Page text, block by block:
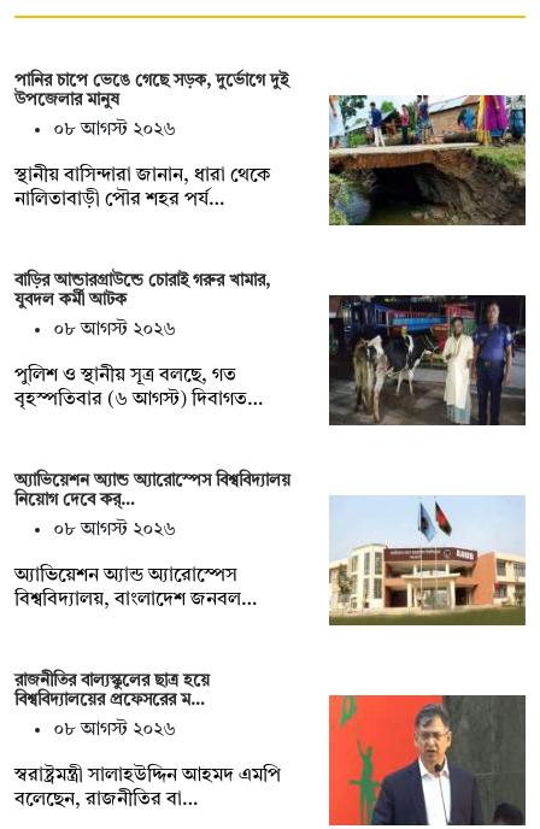
পানির চাপে ভেঙে গেছে সড়ক, দুর্ভোগে দুই
উপজেলার মানুষ
০৮ আগস্ট ২০২৬
স্থানীয় বাসিন্দারা জানান, ধারা থেকে
নালিতাবাড়ী পৌর শহর পর্য…
বাড়ির আন্ডারগ্রাউন্ডে চোরাই গরুর খামার,
যুবদল কর্মী আটক
০৮ আগস্ট ২০২৬
পুলিশ ও স্থানীয় সূত্র বলছে, গত
বৃহস্পতিবার (৬ আগস্ট) দিবাগত…
অ্যাভিয়েশন অ্যান্ড অ্যারোস্পেস বিশ্ববিদ্যালয়
নিয়োগ দেবে কর্…
০৮ আগস্ট ২০২৬
অ্যাভিয়েশন অ্যান্ড অ্যারোস্পেস
বিশ্ববিদ্যালয়, বাংলাদেশ জনবল…
রাজনীতির বাল্যস্কুলের ছাত্র হয়ে
বিশ্ববিদ্যালয়ের প্রফেসরের ম…
০৮ আগস্ট ২০২৬
স্বরাষ্ট্রমন্ত্রী সালাহউদ্দিন আহমদ এমপি
বলেছেন, রাজনীতির বা…